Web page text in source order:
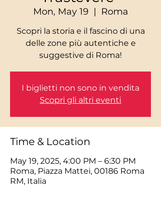
Mon, May 19
  |
Roma
Scopri la storia e il fascino di una
delle zone più autentiche e
I biglietti non sono in vendita
Scopri gli altri eventi
Time & Location
May 19, 2025, 4:00 PM – 6:30 PM
Roma, Piazza Mattei, 00186 Roma
RM, Italia